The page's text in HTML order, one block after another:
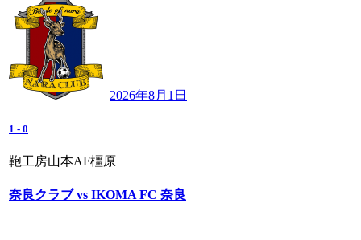
2026年8月1日
1 - 0
鞄工房山本AF橿原
奈良クラブ vs IKOMA FC 奈良